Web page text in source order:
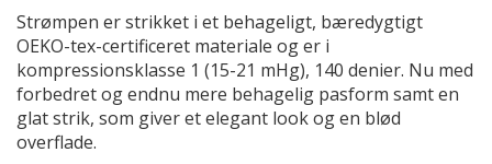
Strømpen er strikket i et behageligt, bæredygtigt
OEKO-tex-certificeret materiale og er i
kompressionsklasse 1 (15-21 mHg), 140 denier. Nu med
forbedret og endnu mere behagelig pasform samt en
glat strik, som giver et elegant look og en blød
overflade.